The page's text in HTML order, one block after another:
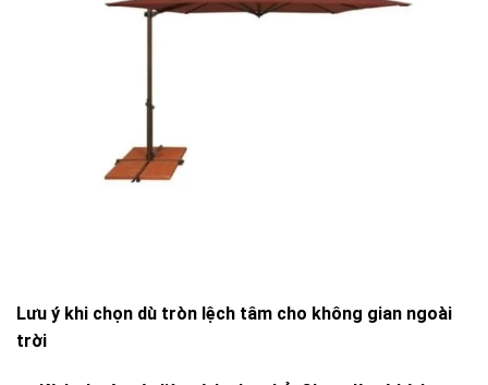
Lưu ý khi chọn dù tròn lệch tâm cho không gian ngoài
trời